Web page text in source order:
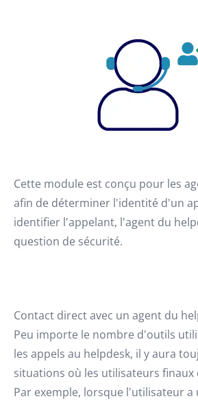
Cette module est conçu pour les
afin de déterminer l'identité d'un
identifier l'appelant, l'agent du
question de sécurité.
Contact direct avec un agent du
Peu importe le nombre d'outils
les appels au helpdesk, il y aura
situations où les utilisateurs finaux
Par exemple, lorsque l'utilisateur a